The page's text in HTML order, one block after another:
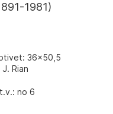
1981)
36x50,5
Rian
no 6